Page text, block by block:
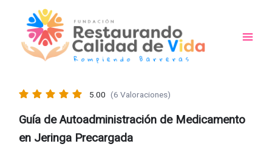
contenido
5.00 (6 Valoraciones)
Guía de Autoadministración de Medicamento
en Jeringa Precargada